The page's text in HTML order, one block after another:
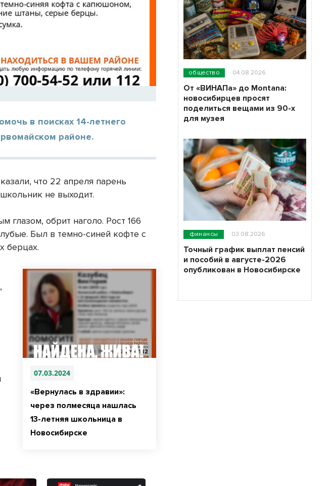
в поисках 14-летнего
районе.
что 22 апреля парень
не выходит.
обрит наголо. Рост 166
Был в темно-синей кофте с
берцах.
07.03.2024
«Вернулась в здравии»:
через полмесяца нашлась
13-летняя школьница в
Новосибирске
общество 04.08.2026
От «ВИНАПа» до Montana:
новосибирцев просят
поделиться вещами из 90-х
для музея
финансы 03.08.2026
Точный график выплат пенсий
и пособий в августе-2026
опубликован в Новосибирске